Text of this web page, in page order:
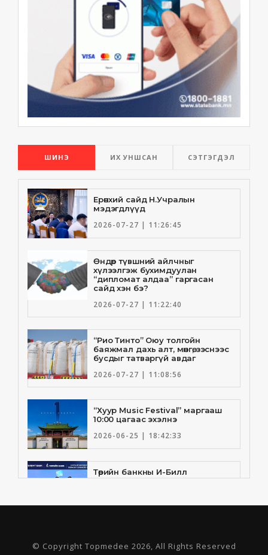
ШИНЭ ИХ УНШСАН СЭТГЭГДЭЛ
Ерөнхий сайд Н.Учралын
мэдэгдлүүд
2026-07-27 | 11:26:45
Өндөр түвшний айлчныг
хүлээлгэж бухимдуулан
“дипломат алдаа” гаргасан
сайд хэн бэ?
2026-07-27 | 11:22:40
“Рио Тинто” Оюу толгойн
баяжмал дахь алт, мөнгө, зэснээс
бусдыг татваргүй авдаг
2026-07-27 | 11:08:56
“Хуур Music Festival” маргааш
10:00 цагаас эхэлнэ
2026-06-25 | 18:42:33
Төрийн банкны И-Билл
үйлчилгээнд Голомт банк
2026-06-25 | 9:33:55
Төрийн банк, Санхүү Эдийн
Засгийн Их Сургууль хамтын
© Copyright Topmedee 2026, All Rights Reserved